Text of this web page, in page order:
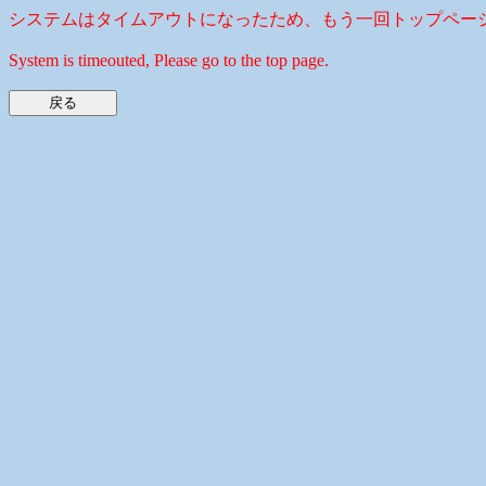
システムはタイムアウトになったため、もう一回トップペー
System is timeouted, Please go to the top page.